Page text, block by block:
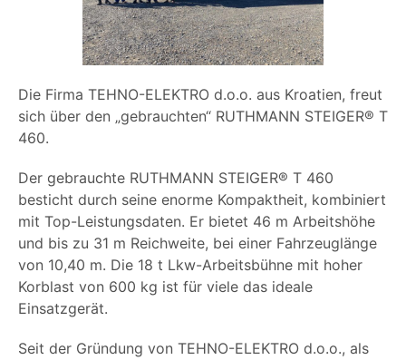
Die Firma TEHNO-ELEKTRO d.o.o. aus Kroatien, freut
sich über den „gebrauchten“ RUTHMANN STEIGER® T
460.
Der gebrauchte RUTHMANN STEIGER® T 460
besticht durch seine enorme Kompaktheit, kombiniert
mit Top-Leistungsdaten. Er bietet 46 m Arbeitshöhe
und bis zu 31 m Reichweite, bei einer Fahrzeuglänge
von 10,40 m. Die 18 t Lkw-Arbeitsbühne mit hoher
Korblast von 600 kg ist für viele das ideale
Einsatzgerät.
Seit der Gründung von TEHNO-ELEKTRO d.o.o., als